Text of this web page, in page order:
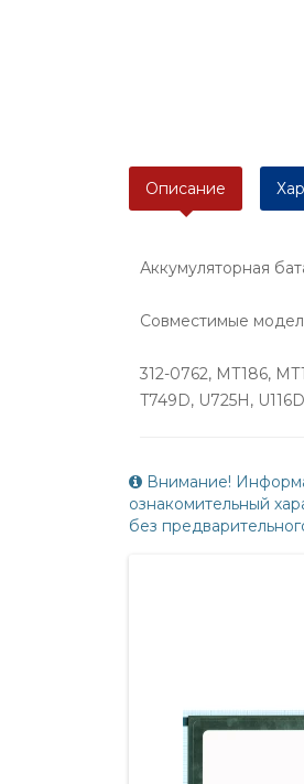
Описание
Аккумуляторная
Совместимые
312-0762, MT186,
T749D, U725H,
Внимание!
ознакомительный
без